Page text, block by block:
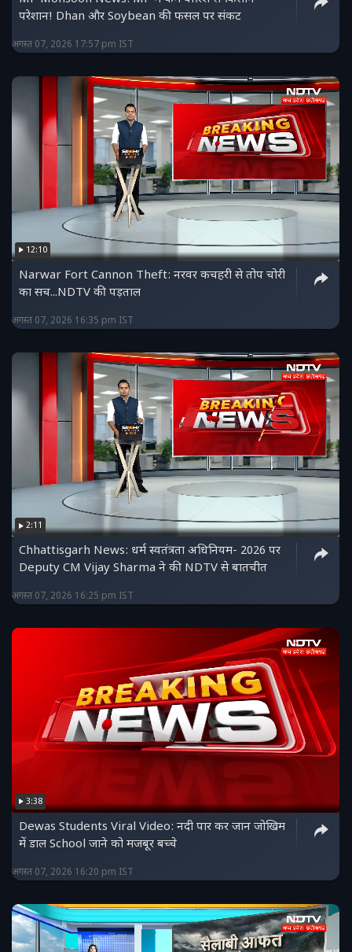
परेशान! Dhan और Soybean की फसल पर संकट
अगस्त 07, 2026 17:57 pm IST
12:10
Narwar Fort Cannon Theft: नरवर कचहरी से तोप चोरी
का सच...NDTV की पड़ताल
अगस्त 07, 2026 16:35 pm IST
2:11
Chhattisgarh News: धर्म स्वतंत्रता अधिनियम- 2026 पर
Deputy CM Vijay Sharma ने की NDTV से बातचीत
अगस्त 07, 2026 16:25 pm IST
3:38
Dewas Students Viral Video: नदी पार कर जान जोखिम
में डाल School जाने को मजबूर बच्चे
अगस्त 07, 2026 16:20 pm IST